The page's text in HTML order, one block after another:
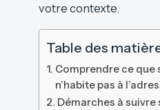
votre contexte.
Table des
Comprendre ce que
n’habite pas à
Démarches à suivre